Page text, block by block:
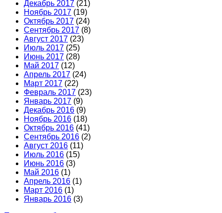
Декабрь 2017 (21)
Ноябрь 2017 (19)
Октябрь 2017 (24)
Сентябрь 2017 (8)
Август 2017 (23)
Июль 2017 (25)
Июнь 2017 (28)
Май 2017 (12)
Апрель 2017 (24)
Март 2017 (22)
Февраль 2017 (23)
Январь 2017 (9)
Декабрь 2016 (9)
Ноябрь 2016 (18)
Октябрь 2016 (41)
Сентябрь 2016 (2)
Август 2016 (11)
Июль 2016 (15)
Июнь 2016 (3)
Май 2016 (1)
Апрель 2016 (1)
Март 2016 (1)
Январь 2016 (3)